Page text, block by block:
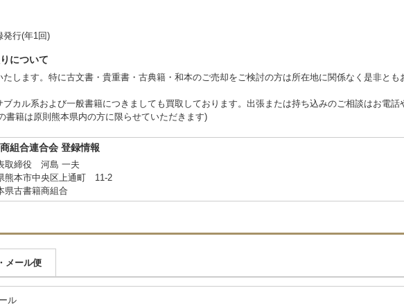
発行(年1回)
について
たします。特に古文書・貴重書・古典籍・和本のご売却をご検討の方は所在地に関係なく是非とも
カル系および一般書籍につきましても買取しております。出張または持ち込みのご相談はお電話
書籍は原則熊本県内の方に限らせていただきます)
組合連合会 登録情報
取締役 河島 一夫
熊本市中央区上通町 11-2
県古書籍商組合
メール便
ル